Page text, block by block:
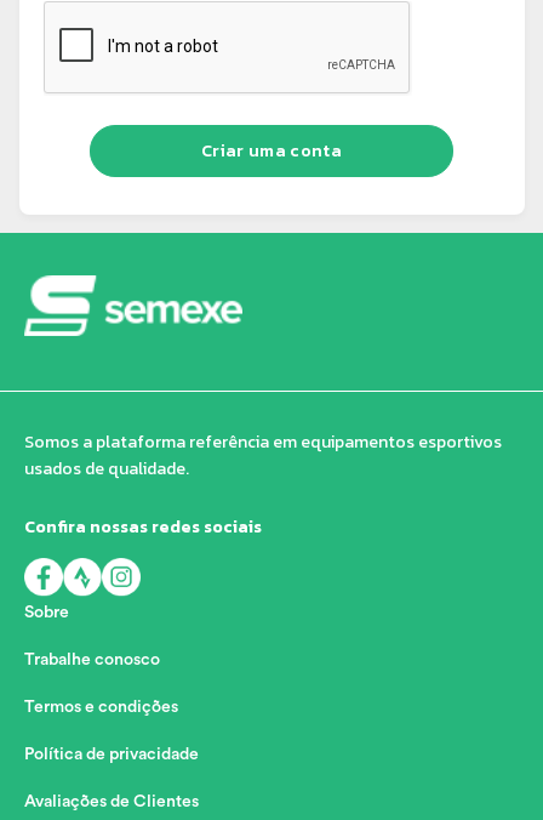
Criar uma conta
Somos a plataforma referência em equipamentos esportivos
usados de qualidade.
Confira nossas redes sociais
Sobre
Trabalhe conosco
Termos e condições
Política de privacidade
Avaliações de Clientes